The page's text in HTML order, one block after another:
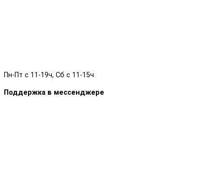
Пн-Пт с 11-19ч, Сб с 11-15ч
Поддержка в мессенджере